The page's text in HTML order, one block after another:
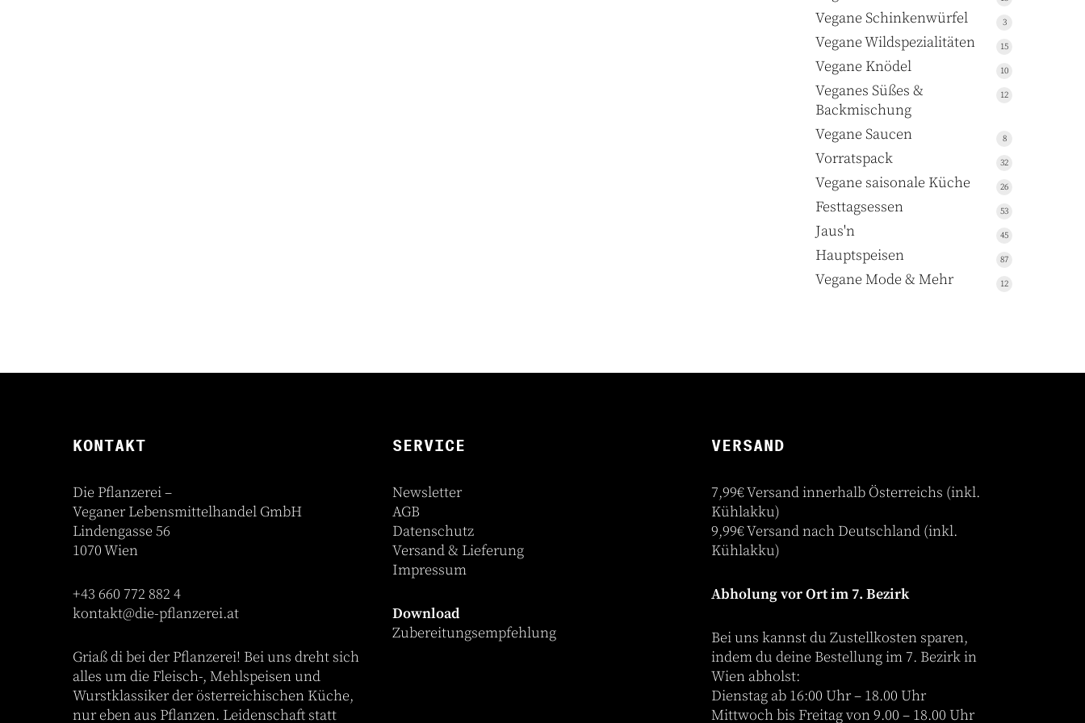
Vegane Schinkenwürfel 33
Vegane Wildspezialitäten 1515
Vegane Knödel 1010
Veganes Süßes &
Backmischung
1212
Vegane Saucen 88
Vorratspack 3232
Vegane saisonale Küche 2626
Festtagsessen 5353
Jaus'n 4545
Hauptspeisen 8787
Vegane Mode & Mehr 1212
KONTAKT
Die Pflanzerei –
Veganer Lebensmittelhandel GmbH
Lindengasse 56
1070 Wien
+43 660 772 882 4
kontakt@die-pflanzerei.at
Griaß di bei der Pflanzerei! Bei uns dreht sich
alles um die Fleisch-, Mehlspeisen und
Wurstklassiker der österreichischen Küche,
nur eben aus Pflanzen. Leidenschaft statt
SERVICE
Newsletter
AGB
Datenschutz
Versand & Lieferung
Impressum
Download
Zubereitungsempfehlung
VERSAND
7,99€ Versand innerhalb Österreichs (inkl.
Kühlakku)
9,99€ Versand nach Deutschland (inkl.
Kühlakku)
Abholung vor Ort im 7. Bezirk
Bei uns kannst du Zustellkosten sparen,
indem du deine Bestellung im 7. Bezirk in
Wien abholst:
Dienstag ab 16:00 Uhr – 18.00 Uhr
Mittwoch bis Freitag von 9.00 – 18.00 Uhr